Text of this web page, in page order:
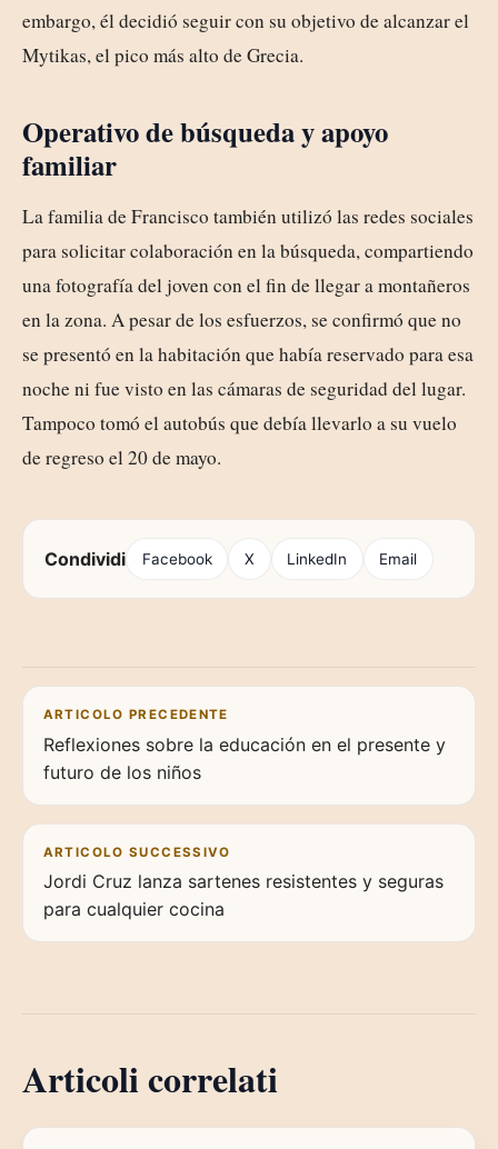
embargo, él decidió seguir con su objetivo de alcanzar el
Mytikas, el pico más alto de Grecia.
Operativo de búsqueda y apoyo
familiar
La familia de Francisco también utilizó las redes sociales
para solicitar colaboración en la búsqueda, compartiendo
una fotografía del joven con el fin de llegar a montañeros
en la zona. A pesar de los esfuerzos, se confirmó que no
se presentó en la habitación que había reservado para esa
noche ni fue visto en las cámaras de seguridad del lugar.
Tampoco tomó el autobús que debía llevarlo a su vuelo
de regreso el 20 de mayo.
Condividi Facebook X LinkedIn Email
Navigazione articoli
ARTICOLO PRECEDENTE
Reflexiones sobre la educación en el presente y
futuro de los niños
ARTICOLO SUCCESSIVO
Jordi Cruz lanza sartenes resistentes y seguras
para cualquier cocina
Articoli correlati